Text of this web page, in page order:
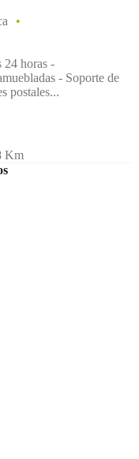
24 horas -
- Soporte de
postales...
Km